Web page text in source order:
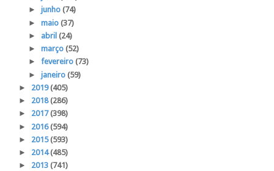
► junho (74)
► maio (37)
► abril (24)
► março (52)
► fevereiro (73)
► janeiro (59)
► 2019(405)
► 2018(286)
► 2017(398)
► 2016(594)
► 2015(593)
► 2014(485)
► 2013 (741)